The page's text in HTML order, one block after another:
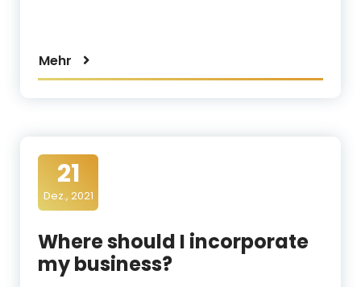
Mehr
21
Dez., 2021
Where should I incorporate
my business?